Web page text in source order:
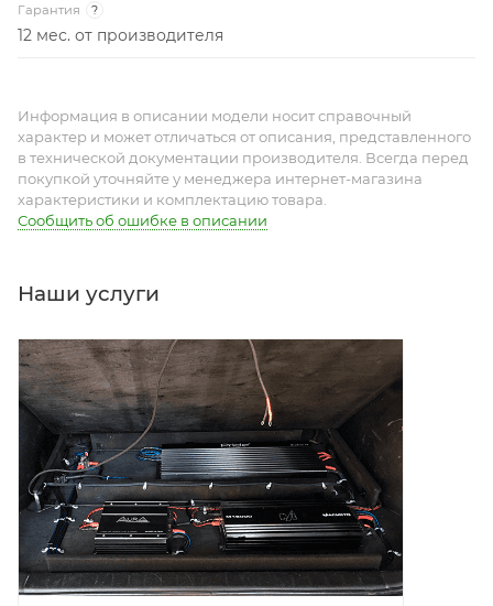
Гарантия ?
12 мес. от производителя
Информация в описании модели носит справочный
характер и может отличаться от описания, представленного
в технической документации производителя. Всегда перед
покупкой уточняйте у менеджера интернет-магазина
характеристики и комплектацию товара.
Сообщить об ошибке в описании
Наши услуги